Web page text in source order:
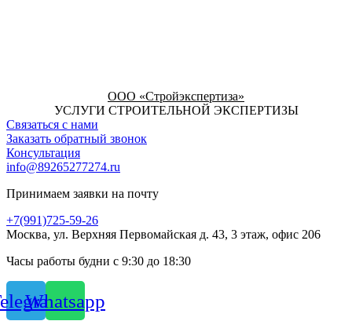
ООО «Стройэкспертиза»
УСЛУГИ СТРОИТЕЛЬНОЙ ЭКСПЕРТИЗЫ
Связаться с нами
Заказать обратный звонок
Консультация
info@89265277274.ru
Принимаем заявки на почту
+7(991)725-59-26
Москва, ул. Верхняя Первомайская д. 43, 3 этаж, офис 206
Часы работы будни с 9:30 до 18:30
Whatsapp